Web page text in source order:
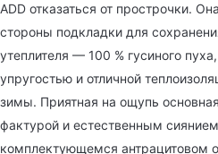
ADD отказаться от прострочки.
стороны подкладки для
утеплителя — 100 % гусиного
упругостью и отличной
зимы. Приятная на ощупь
фактурой и естественным
комплектующемся антрацитовом